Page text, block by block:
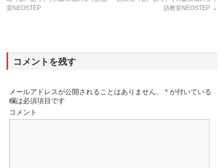
室NEOSTEP
語教室NEOSTEP →
コメントを残す
メールアドレスが公開されることはありません。 * が付いている
欄は必須項目です
コメント